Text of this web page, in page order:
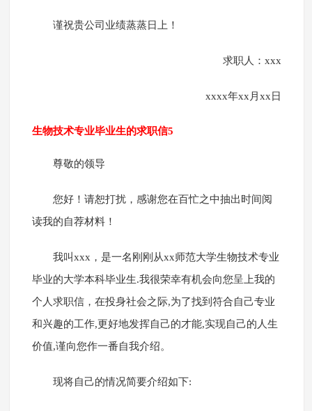
谨祝贵公司业绩蒸蒸日上！
求职人：xxx
xxxx年xx月xx日
生物技术专业毕业生的求职信5
尊敬的领导
您好！请恕打扰，感谢您在百忙之中抽出时间阅
读我的自荐材料！
我叫xxx，是一名刚刚从xx师范大学生物技术专业
毕业的大学本科毕业生.我很荣幸有机会向您呈上我的
个人求职信，在投身社会之际,为了找到符合自己专业
和兴趣的工作,更好地发挥自己的才能,实现自己的人生
价值,谨向您作一番自我介绍。
现将自己的情况简要介绍如下: